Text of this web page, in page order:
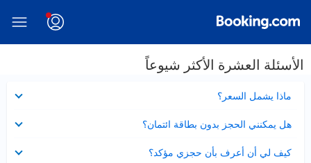
الأسئلة العشرة الأكثر شيوعاً
ماذا يشمل السعر؟
مصغر
هل يمكنني الحجز بدون بطاقة ائتمان؟
مصغر
كيف لي أن أعرف بأن حجزي مؤكد؟
مصغر